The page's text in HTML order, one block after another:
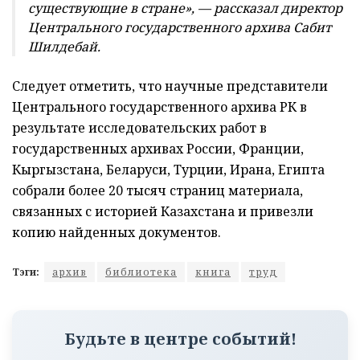
существующие в стране», — рассказал директор
Центрального государственного архива Сабит
Шилдебай.
Следует отметить, что научные представители
Центрального государственного архива РК в
результате исследовательских работ в
государственных архивах России, Франции,
Кыргызстана, Беларуси, Турции, Ирана, Египта
собрали более 20 тысяч страниц материала,
связанных с историей Казахстана и привезли
копию найденных документов.
Тэги: архив библиотека книга труд
Будьте в центре событий!